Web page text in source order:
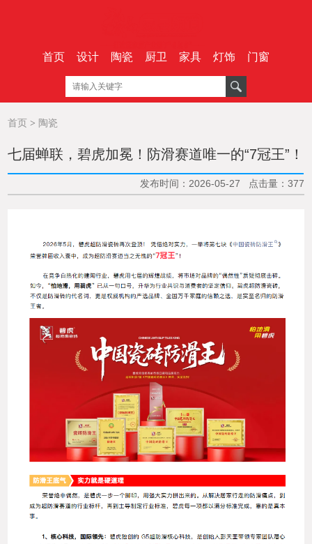
首页 设计 陶瓷 厨卫 家具 灯饰 门窗
首页 > 陶瓷
七届蝉联，碧虎加冕！防滑赛道唯一的“7冠王”！
发布时间：2026-05-27 点击量：377